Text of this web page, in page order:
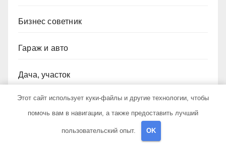
Бизнес советник
Гараж и авто
Дача, участок
Как выбрать гаджет
Новости плюс
Этот сайт использует куки-файлы и другие технологии, чтобы
помочь вам в навигации, а также предоставить лучший
пользовательский опыт. OK